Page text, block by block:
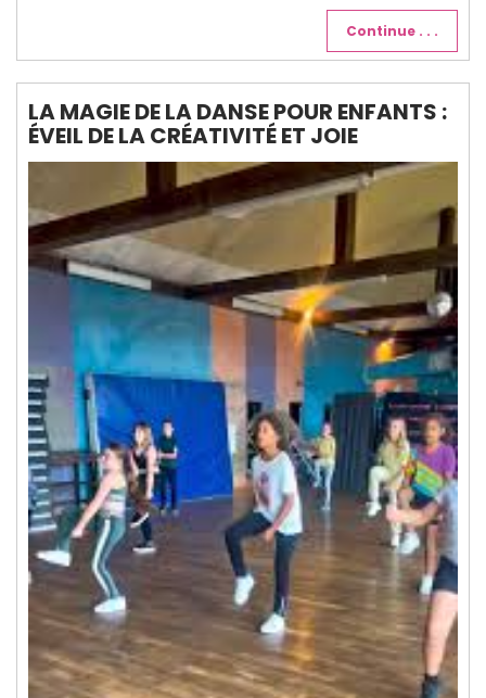
Continue . . .
LA MAGIE DE LA DANSE POUR ENFANTS :
ÉVEIL DE LA CRÉATIVITÉ ET JOIE